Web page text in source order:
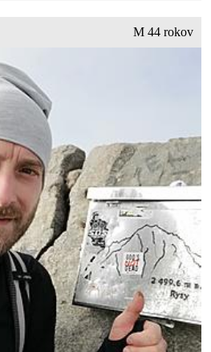
M 44 rokov